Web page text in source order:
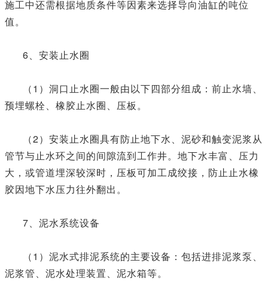
施工中还需根据地质条件等因素来选择导向油缸的吨位
值。
6、安装止水圈
（1）洞口止水圈一般由以下四部分组成：前止水墙、
预埋螺栓、橡胶止水圈、压板。
（2）安装止水圈具有防止地下水、泥砂和触变泥浆从
管节与止水环之间的间隙流到工作井。地下水丰富、压力
大，或管道埋深较深时，压板可加工成绞接，防止止水橡
胶因地下水压力往外翻出。
7、泥水系统设备
（1）泥水式排泥系统的主要设备：包括进排泥浆泵、
泥浆管、泥水处理装置、泥水箱等。